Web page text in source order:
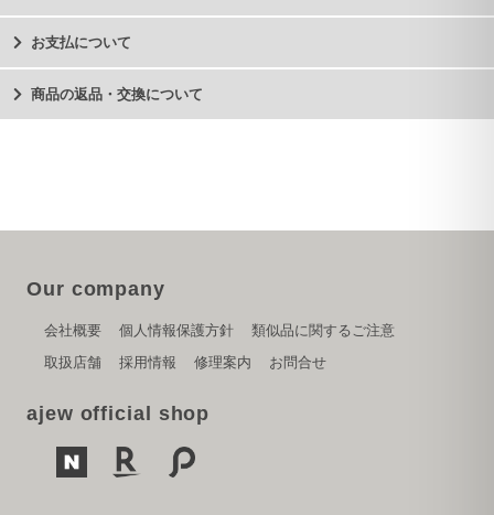
お支払について
商品の返品・交換について
Our company
会社概要 個人情報保護方針
類似品に関するご注意
取扱店舗
採用情報 修理案内 お問合せ
ajew official shop